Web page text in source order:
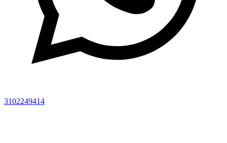
3102249414